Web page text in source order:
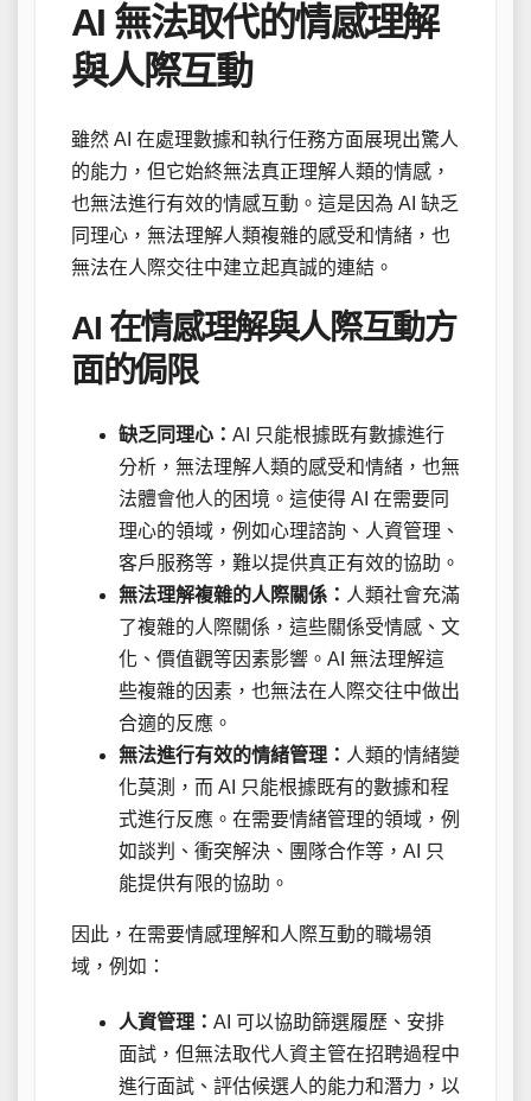
AI 無法取代的情感理解
與人際互動
雖然 AI 在處理數據和執行任務方面展現出驚人
的能力，但它始終無法真正理解人類的情感，
也無法進行有效的情感互動。這是因為 AI 缺乏
同理心，無法理解人類複雜的感受和情緒，也
無法在人際交往中建立起真誠的連結。
AI 在情感理解與人際互動方
面的侷限
缺乏同理心： AI 只能根據既有數據進行
分析，無法理解人類的感受和情緒，也無
法體會他人的困境。這使得 AI 在需要同
理心的領域，例如心理諮詢、人資管理、
客戶服務等，難以提供真正有效的協助。
無法理解複雜的人際關係： 人類社會充滿
了複雜的人際關係，這些關係受情感、文
化、價值觀等因素影響。AI 無法理解這
些複雜的因素，也無法在人際交往中做出
合適的反應。
無法進行有效的情緒管理： 人類的情緒變
化莫測，而 AI 只能根據既有的數據和程
式進行反應。在需要情緒管理的領域，例
如談判、衝突解決、團隊合作等，AI 只
能提供有限的協助。
因此，在需要情感理解和人際互動的職場領
域，例如：
人資管理： AI 可以協助篩選履歷、安排
面試，但無法取代人資主管在招聘過程中
進行面試、評估候選人的能力和潛力，以